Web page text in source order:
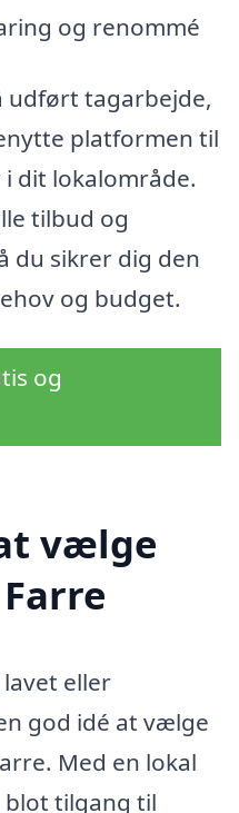
og renommé
udført tagarbejde,
platformen til
dit lokalområde.
tilbud og
du sikrer dig den
og budget.
og
vælge
eller
god idé at vælge
Med en lokal
blot tilgang til